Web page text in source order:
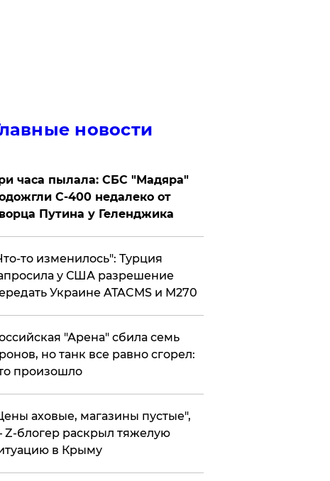
новости
часа пылала: СБС "Мадяра"
С-400 недалеко от
Путина у Геленджика
то изменилось": Турция
у США разрешение
Украине ATACMS и M270
"Арена" сбила семь
но танк все равно сгорел:
произошло
аховые, магазины пустые",
блогер раскрыл тяжелую
в Крыму